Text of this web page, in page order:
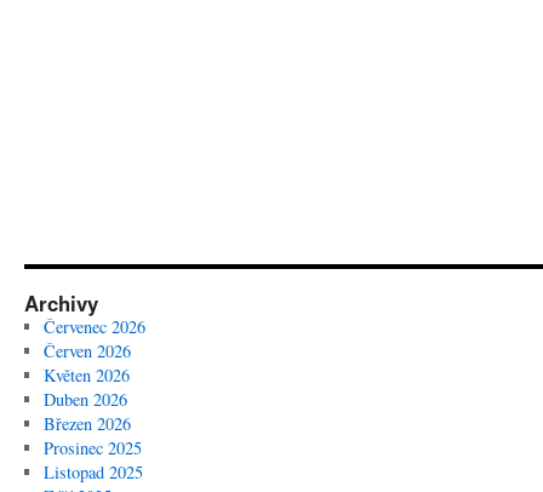
Archivy
Červenec 2026
Červen 2026
Květen 2026
Duben 2026
Březen 2026
Prosinec 2025
Listopad 2025